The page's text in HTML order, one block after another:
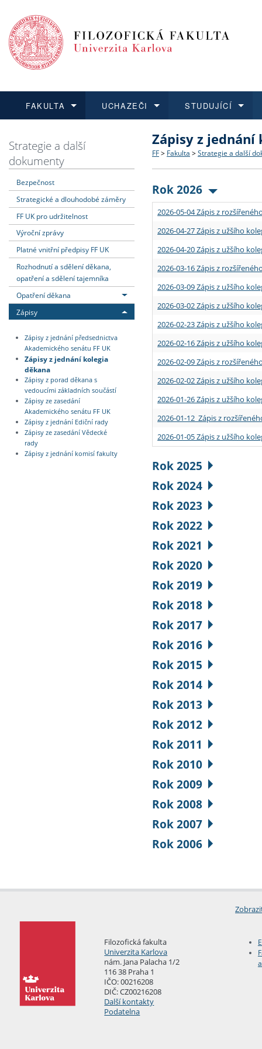
FAKULTA
Dozvědět se více
Struktura a historie
Strategie a další
Podpora a benefity pro
Absolventi fakulty
UCHAZEČI
Podat přihlášku
Co studovat a jak se
Učitelské studijní
Informace k průběhu
STUDUJÍCÍ
Dozvědět se více
Bakalářské a magisterské
Doktorské studium
Rigorózní řízení
Dozvědět se více
O vědě a výzkumu na FF
Akademické kvalifikace
Granty a projekty
Dozvědět se více
Aktuální nabídky a
Vyjíždějící studenti
Přijíždějící studenti
Vyjíždějící zaměstnanci
Strategie a další
dokumenty
Bezpečnost
Strategické a dlouhodobé záměry
FF UK pro udržitelnost
Výroční zprávy
Platné vnitřní předpisy FF UK
Rozhodnutí a sdělení děkana,
opatření a sdělení tajemníka
Opatření děkana
Zápisy
Zápisy z jednání předsednictva
Akademického senátu FF UK
Zápisy z jednání kolegia
děkana
Zápisy z porad děkana s
vedoucími základních součástí
Zápisy ze zasedání
Akademického senátu FF UK
Zápisy z jednání Ediční rady
Zápisy ze zasedání Vědecké
rady
Zápisy z jednání komisí fakulty
Zápisy z jednání
FF > Fakulta > Strategie a další
Rok 2026
2026-05-04 Zápis z
2026-04-27 Zápis z užšího
2026-04-20 Zápis z užšího
2026-03-16 Zápis z
2026-03-09 Zápis z užšího
2026-03-02 Zápis z užšího
2026-02-23 Zápis z užšího
2026-02-16 Zápis z užšího
2026-02-09 Zápis z
2026-02-02 Zápis z užšího
2026-01-26 Zápis z užšího
2026-01-12 Zápis z
2026-01-05 Zápis z užšího
Rok 2025
Rok 2024
Rok 2023
Rok 2022
Rok 2021
Rok 2020
Rok 2019
Rok 2018
Rok 2017
Rok 2016
Rok 2015
Rok 2014
Rok 2013
Rok 2012
Rok 2011
Rok 2010
Rok 2009
Rok 2008
Rok 2007
Rok 2006
Filozofická fakulta
Univerzita Karlova
nám. Jana Palacha 1/2
116 38 Praha 1
IČO: 00216208
DIČ: CZ00216208
Další kontakty
Podatelna